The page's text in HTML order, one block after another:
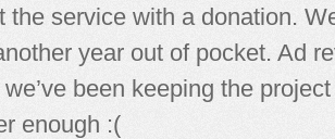
the service with a donation.
year out of pocket. Ad
been keeping the
enough :(